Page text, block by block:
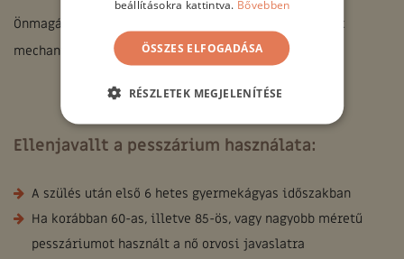
Önmagában a gél nem javasolt fogamzásgátlásra, csak
mechanikus eszközök kiegészítőjeként.
Ellenjavallt a pesszárium használata:
A szülés után első 6 hetes gyermekágyas időszakban
Ha korábban 60-as, illetve 85-ös, vagy nagyobb méretű
pesszáriumot használt a nő orvosi javaslatra
beállításokra kattintva. Bővebben
ÖSSZES ELFOGADÁSA
RÉSZLETEK MEGJELENÍTÉSE